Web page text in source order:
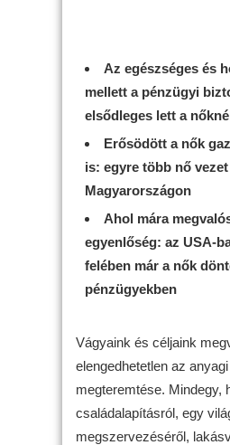
Az egészséges és
mellett a pénzügyi
elsődleges lett a
Erősödött a nők
is: egyre több nő
Magyarországon
Ahol mára
egyenlőség: az USA-
felében már a nők
pénzügyekben
Vágyaink és céljaink
elengedhetetlen az
megteremtése. Mindegy,
családalapításról, egy
megszervezéséről,